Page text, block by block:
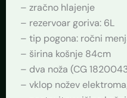
– zračno hlajenje
– rezervoar goriva: 6L
– tip pogona: ročni
– širina košnje 84cm
– dva noža (CG
– vklop nožev